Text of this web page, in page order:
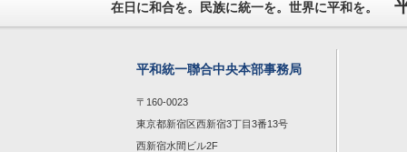
在日に和合を。民族に統一を。世界に平和を。
平和統一聯合中央本部事務局
〒160-0023
東京都新宿区西新宿3丁目3番13号
西新宿水間ビル2F